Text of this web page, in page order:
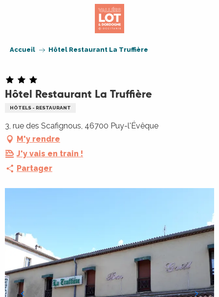
Accueil Hôtel Restaurant La Truffière
Hôtel Restaurant La Truffière
HÔTELS - RESTAURANT
3, rue des Scafignous, 46700 Puy-l'Évêque
M'y rendre
J'y vais en train !
Partager